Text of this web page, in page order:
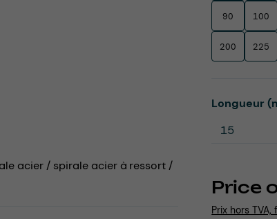
Price
Prix hors
90 100
200 225
Select
Longueur
acier / spirale acier à ressort /